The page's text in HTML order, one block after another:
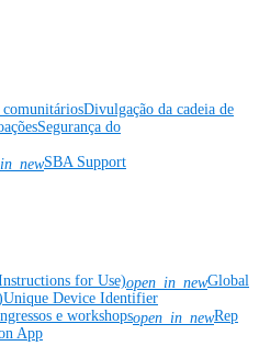
comunitáriosDivulgação da cadeia de
Segurança do
SBA Support
for Use)open_in_newGlobal
Unique Device Identifier
e workshopsopen_in_newRep
App